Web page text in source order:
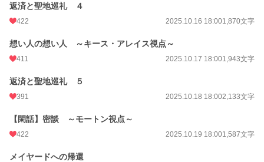
返済と聖地巡礼 ４
422 2025.10.16 18:001,870文字
想い人の想い人 ～キース・アレイス視点～
411 2025.10.17 18:001,943文字
返済と聖地巡礼 ５
391 2025.10.18 18:002,133文字
【閑話】密談 ～モートン視点～
422 2025.10.19 18:001,587文字
メイヤードへの帰還